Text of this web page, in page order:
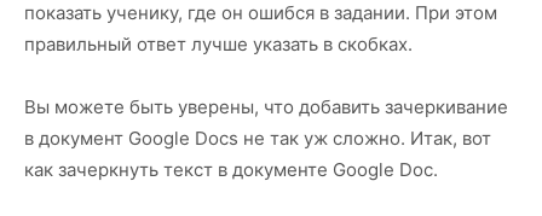
показать ученику, где он ошибся в задании. При этом
правильный ответ лучше указать в скобках.
Вы можете быть уверены, что добавить зачеркивание
в документ Google Docs не так уж сложно. Итак, вот
как зачеркнуть текст в документе Google Doc.